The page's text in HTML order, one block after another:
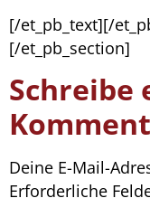
[/et_pb_text][/
[/et_pb_section]
Schreibe
Deine E-Mail-
Erforderliche